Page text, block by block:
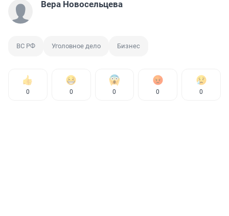
Вера Новосельцева
ВС РФ Уголовное дело Бизнес
0 0 0 0 0